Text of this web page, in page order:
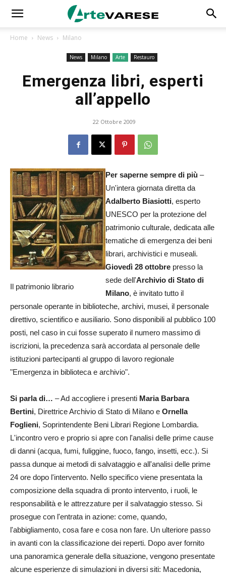
Home News Milano
News Milano Arte Restauro
Emergenza libri, esperti
all’appello
22 Ottobre 2009
Il patrimonio librario
Per saperne sempre di più –
Un'intera giornata diretta da
Adalberto Biasiotti, esperto
UNESCO per la protezione del
patrimonio culturale, dedicata alle
tematiche di emergenza dei beni
librari, archivistici e museali.
Giovedì 28 ottobre presso la
sede dell'Archivio di Stato di
Milano, è invitato tutto il
personale operante in biblioteche, archivi, musei, il personale
direttivo, scientifico e ausiliario. Sono disponibili al pubblico 100
posti, nel caso in cui fosse superato il numero massimo di
iscrizioni, la precedenza sarà accordata al personale delle
istituzioni partecipanti al gruppo di lavoro regionale
"Emergenza in biblioteca e archivio".
Si parla di… – Ad accogliere i presenti Maria Barbara
Bertini, Direttrice Archivio di Stato di Milano e Ornella
Foglieni, Soprintendente Beni Librari Regione Lombardia.
L'incontro vero e proprio si apre con l'analisi delle prime cause
di danni (acqua, fumi, fuliggine, fuoco, fango, insetti, ecc.). Si
passa dunque ai metodi di salvataggio e all'analisi delle prime
24 ore dopo l'intervento. Nello specifico viene presentata la
composizione della squadra di pronto intervento, i ruoli, le
responsabilità e le attrezzature per il salvataggio stesso. Si
prosegue con l'entrata in azione: come, quando,
l'abbigliamento, cosa fare e cosa non fare. Un ulteriore passo
in avanti con la classificazione dei reperti. Dopo aver fornito
una panoramica generale della situazione, vengono presentate
alcune esperienze di simulazioni in diversi siti: Macedonia,